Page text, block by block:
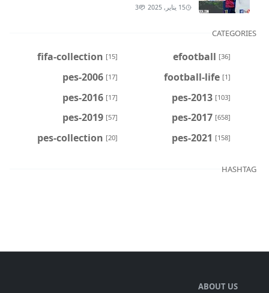
15 يناير, 2025 3
CATEGORIES
efootball [36]
fifa-collection [15]
football-life [1]
pes-2006 [17]
pes-2013 [103]
pes-2016 [17]
pes-2017 [658]
pes-2019 [57]
pes-2021 [158]
pes-collection [20]
HASHTAG
ABOUT US